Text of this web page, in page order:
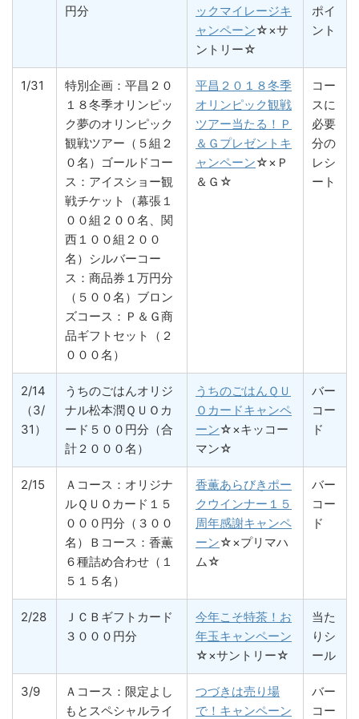
円分
ックマイレージキ
ャンペーン☆×サ
ントリー☆
ポイ
ント
1/31
特別企画：平昌２０
１８冬季オリンピッ
ク夢のオリンピック
観戦ツアー（５組２
０名）ゴールドコー
ス：アイスショー観
戦チケット（幕張１
００組２００名、関
西１００組２００
名）シルバーコー
ス：商品券１万円分
（５００名）ブロン
ズコース：Ｐ＆Ｇ商
品ギフトセット（２
０００名）
平昌２０１８冬季
オリンピック観戦
ツアー当たる！Ｐ
＆Ｇプレゼントキ
ャンペーン☆×Ｐ
＆Ｇ☆
コー
スに
必要
分の
レシ
ート
2/14
（3/
31）
うちのごはんオリジ
ナル松本潤ＱＵＯカ
ード５００円分（合
計２０００名）
うちのごはんＱＵ
Ｏカードキャンペ
ーン☆×キッコー
マン☆
バー
コー
ド
2/15
Ａコース：オリジナ
ルＱＵＯカード１５
０００円分（３００
名）Ｂコース：香薫
６種詰め合わせ（１
５１５名）
香薫あらびきポー
クウインナー１５
周年感謝キャンペ
ーン☆×プリマハ
ム☆
バー
コー
ド
2/28
ＪＣＢギフトカード
３０００円分
今年こそ特茶！お
年玉キャンペーン
☆×サントリー☆
当た
りシ
ール
3/9
Ａコース：限定よし
もとスペシャルライ
つづきは売り場
で！キャンペーン
バー
コー